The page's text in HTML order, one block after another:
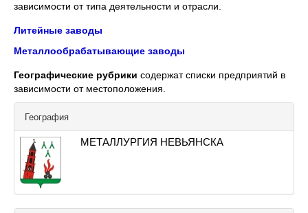
зависимости от типа деятельности и отрасли.
Литейные заводы
Металлообрабатывающие заводы
Географические рубрики содержат списки предприятий в
зависимости от местоположения.
География
МЕТАЛЛУРГИЯ НЕВЬЯНСКА